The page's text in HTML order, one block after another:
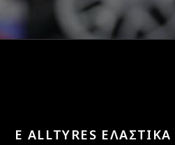
E ALLTYRES ΕΛΑΣΤΙΚΑ